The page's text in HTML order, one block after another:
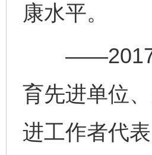
康水平。
——2017年
育先进单位
进工作者代